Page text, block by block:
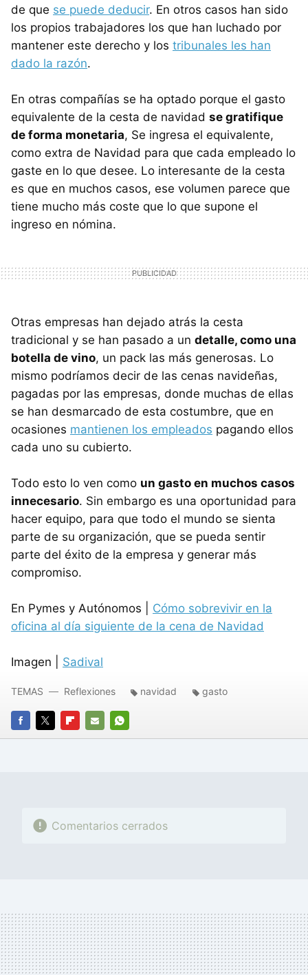
de que se puede deducir. En otros casos han sido
los propios trabajadores los que han luchado por
mantener este derecho y los tribunales les han
dado la razón.
En otras compañías se ha optado porque el gasto
equivalente de la cesta de navidad se gratifique
de forma monetaria, Se ingresa el equivalente,
como extra de Navidad para que cada empleado lo
gaste en lo que desee. Lo interesante de la cesta
es que en muchos casos, ese volumen parece que
tiene mucho más coste que lo que supone el
ingreso en nómina.
Otras empresas han dejado atrás la cesta
tradicional y se han pasado a un detalle, como una
botella de vino, un pack las más generosas. Lo
mismo podríamos decir de las cenas navideñas,
pagadas por las empresas, donde muchas de ellas
se han desmarcado de esta costumbre, que en
ocasiones mantienen los empleados pagando ellos
cada uno su cubierto.
Todo esto lo ven como un gasto en muchos casos
innecesario. Sin embargo es una oportunidad para
hacer equipo, para que todo el mundo se sienta
parte de su organización, que se pueda sentir
parte del éxito de la empresa y generar más
compromiso.
En Pymes y Autónomos | Cómo sobrevivir en la
oficina al día siguiente de la cena de Navidad
Imagen | Sadival
FACEBOOK
TWITTERFLIPBOARD
E-
WHATSAPP
TEMAS Reflexiones navidad gasto
Comentarios cerrados